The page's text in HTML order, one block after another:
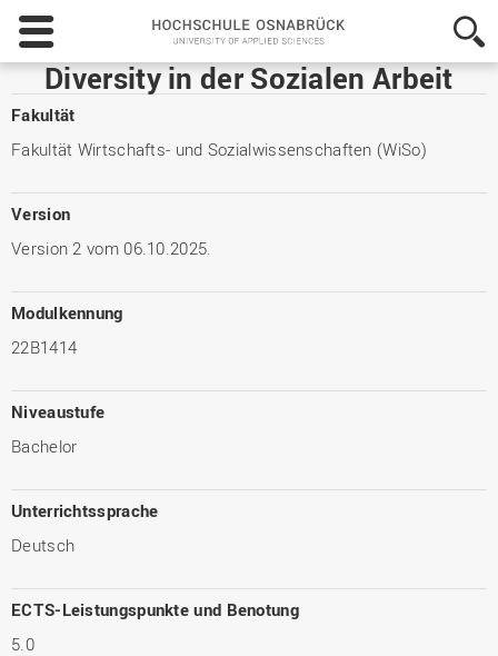
Hochschule
Osnabrück
-
University
Sciences
Diversity in der Sozialen Arbeit
Fakultät
Fakultät Wirtschafts- und Sozialwissenschaften (WiSo)
Version
Version 2 vom 06.10.2025.
Modulkennung
22B1414
Niveaustufe
Bachelor
Unterrichtssprache
Deutsch
ECTS-Leistungspunkte und Benotung
5.0